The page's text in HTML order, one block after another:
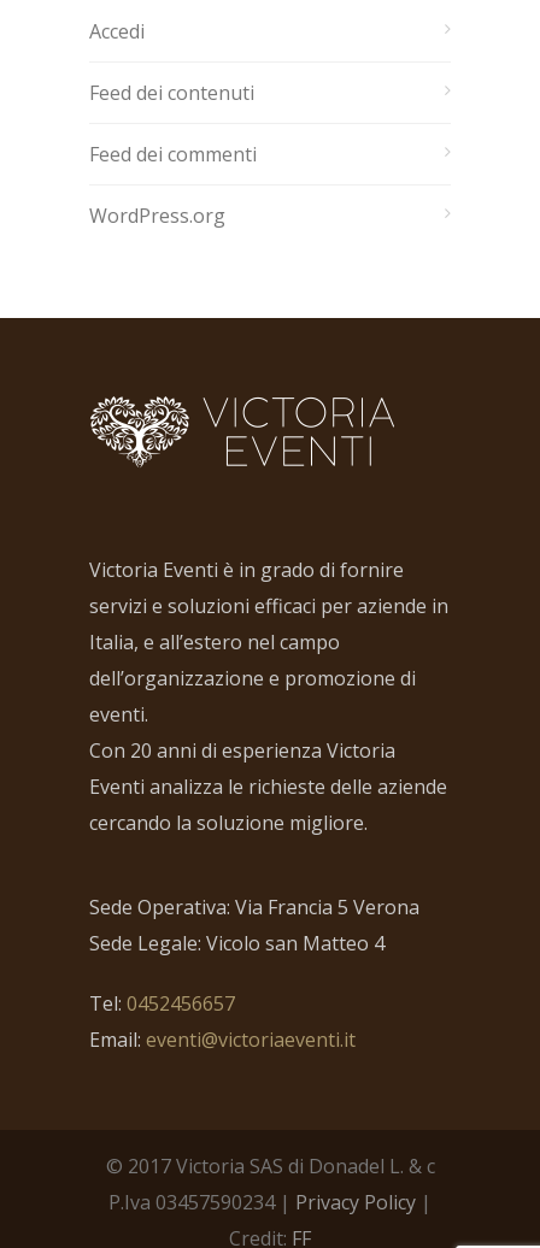
Accedi
Feed dei contenuti
Feed dei commenti
WordPress.org
Victoria Eventi è in grado di fornire
servizi e soluzioni efficaci per aziende in
Italia, e all’estero nel campo
dell’organizzazione e promozione di
eventi.
Con 20 anni di esperienza Victoria
Eventi analizza le richieste delle aziende
cercando la soluzione migliore.
Sede Operativa: Via Francia 5 Verona
Sede Legale: Vicolo san Matteo 4
Tel: 0452456657
Email: eventi@victoriaeventi.it
© 2017 Victoria SAS di Donadel L. & c
P.Iva 03457590234 | Privacy Policy |
Credit: FF